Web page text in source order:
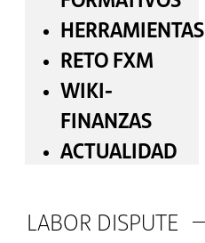
HERRAMIENTAS
RETO FXM
WIKI-
FINANZAS
ACTUALIDAD
LABOR DISPUTE